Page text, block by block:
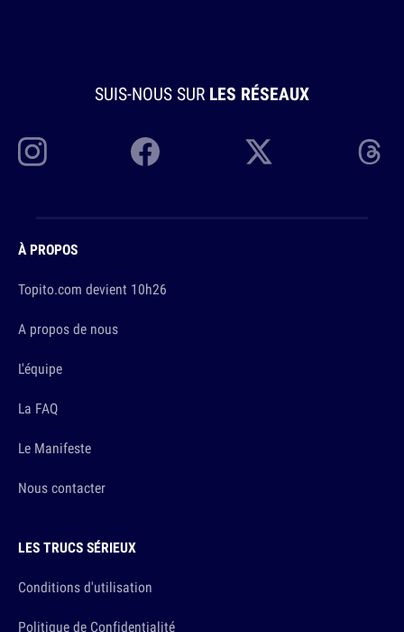
SUIS-NOUS SUR LES RÉSEAUX
À PROPOS
Topito.com devient 10h26
A propos de nous
L'équipe
La FAQ
Le Manifeste
Nous contacter
LES TRUCS SÉRIEUX
Conditions d'utilisation
Politique de Confidentialité